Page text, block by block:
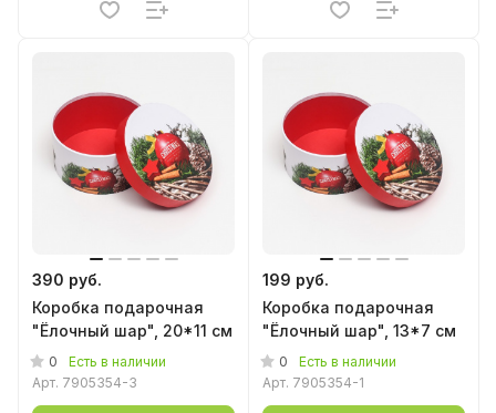
390 руб.
Коробка подарочная
"Ёлочный шар", 20*11 см
0
Есть в наличии
Арт. 7905354-3
199 руб.
Коробка подарочная
"Ёлочный шар", 13*7 см
0
Есть в наличии
Арт. 7905354-1